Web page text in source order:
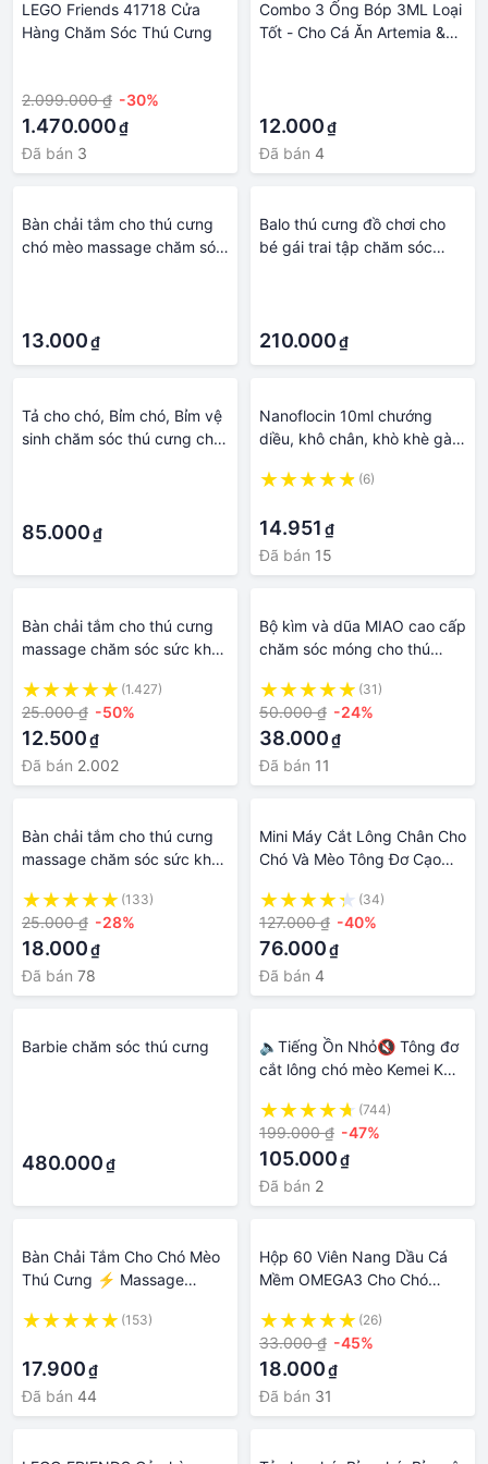
LEGO Friends 41718 Cửa
Hàng Chăm Sóc Thú Cưng
2.099.000 ₫ -30%
1.470.000₫
Đã bán 3
Combo 3 Ống Bóp 3ML Loại
Tốt - Cho Cá Ăn Artemia &
12.000₫
Đã bán 4
Bàn chải tắm cho thú cưng
chó mèo massage chăm sóc
13.000₫
Balo thú cưng đồ chơi cho
bé gái trai tập chăm sóc
210.000₫
Tả cho chó, Bỉm chó, Bỉm vệ
sinh chăm sóc thú cưng cho
85.000₫
Nanoflocin 10ml chướng
diều, khô chân, khò khè gà
khoẻ thú cưng(6)
14.951 ₫
Đã bán 15
Bàn chải tắm cho thú cưng
massage chăm sóc sức khỏe
(1.427)
25.000 ₫ -50%
12.500₫
Đã bán 2.002
Bộ kìm và dũa MIAO cao cấp
chăm sóc móng cho thú
(31)
50.000 ₫ -24%
38.000₫
Đã bán 11
Bàn chải tắm cho thú cưng
massage chăm sóc sức khỏe
(133)
25.000 ₫ -28%
18.000₫
Đã bán 78
Mini Máy Cắt Lông Chân Cho
Chó Và Mèo Tông Đơ Cạo
Sạc Lại Chăm Sóc
(34)
127.000 ₫ -40%
76.000₫
Đã bán 4
Barbie chăm sóc thú cưng
480.000₫
🔈Tiếng Ồn Nhỏ🔇 Tông đơ
cắt lông chó mèo Kemei KM–
cưng, Bộ phụ kiện chăm sóc
thú cưng
(744)
199.000 ₫ -47%
105.000₫
Đã bán 2
Bàn Chải Tắm Cho Chó Mèo
Thú Cưng ⚡ Massage
Nhiều Bọt Mát Xa Có Chỗ
(153)
17.900₫
Đã bán 44
Hộp 60 Viên Nang Dầu Cá
Mềm OMEGA3 Cho Chó
Chăm Sóc Lông Thú Cưng
Mềm Mượt
(26)
33.000 ₫ -45%
18.000₫
Đã bán 31